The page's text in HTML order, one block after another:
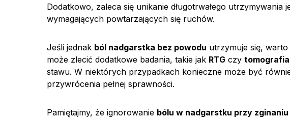
Dodatkowo, zaleca się unikanie długotrwałego
wymagających powtarzających się ruchów.
Jeśli jednak ból nadgarstka bez powodu utrzymuje się,
może zlecić dodatkowe badania, takie jak RTG czy
stawu. W niektórych przypadkach konieczne może być
przywrócenia pełnej sprawności.
Pamiętajmy, że ignorowanie bólu w nadgarstku przy zginaniu